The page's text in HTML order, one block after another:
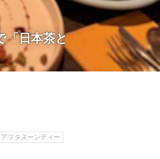
「日本茶と
アフタヌーンティー